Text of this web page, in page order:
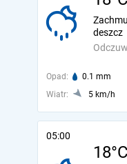
deszcz
Opad: 0.1 mm
Wiatr:
5 km/h
05:00
18°C